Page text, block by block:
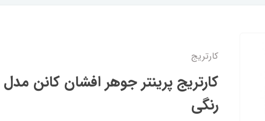
کارتریج
رنگی